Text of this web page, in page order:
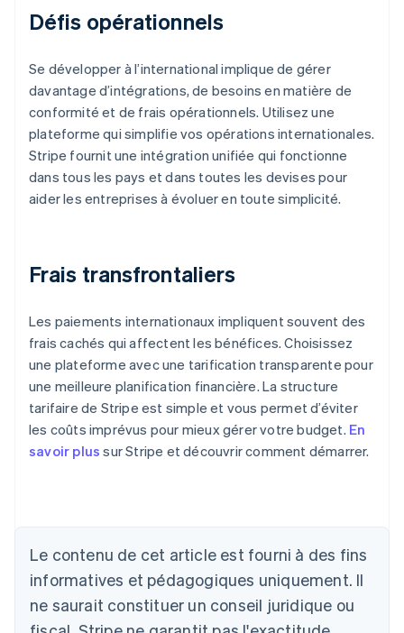
Défis opérationnels
Se développer à l’international implique de gérer
davantage d’intégrations, de besoins en matière de
conformité et de frais opérationnels. Utilisez une
plateforme qui simplifie vos opérations internationales.
Stripe fournit une intégration unifiée qui fonctionne
dans tous les pays et dans toutes les devises pour
aider les entreprises à évoluer en toute simplicité.
Frais transfrontaliers
Les paiements internationaux impliquent souvent des
frais cachés qui affectent les bénéfices. Choisissez
une plateforme avec une tarification transparente pour
une meilleure planification financière. La structure
tarifaire de Stripe est simple et vous permet d’éviter
les coûts imprévus pour mieux gérer votre budget. En
savoir plus sur Stripe et découvrir comment démarrer.
Le contenu de cet article est fourni à des fins
informatives et pédagogiques uniquement. Il
ne saurait constituer un conseil juridique ou
DeutschEnglish
Belgique
Brésil